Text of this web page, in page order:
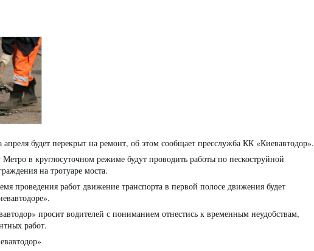
будет перекрыт на ремонт, об этом сообщает пресслужба КК «Киевавтодор».
в круглосуточном режиме будут проводить работы по пескоструйной
на тротуаре моста.
проведения работ движение транспорта в первой полосе движения будет
просит водителей с пониманием отнестись к временным неудобствам,
работ.